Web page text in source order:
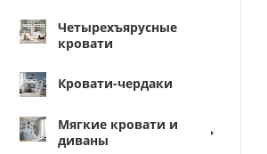
Четырехъярусные
кровати
Кровати-чердаки
Мягкие кровати и
диваны